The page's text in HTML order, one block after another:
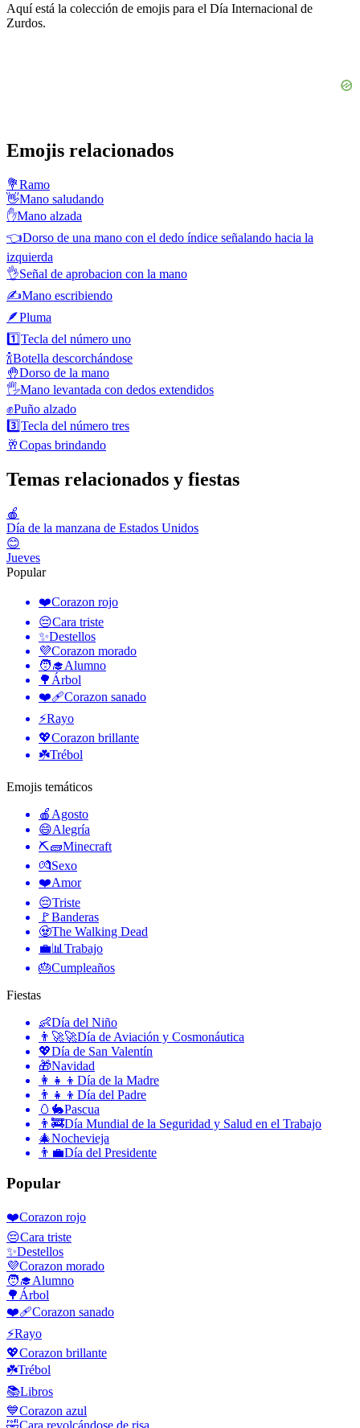
Aquí está la colección de emojis para el Día Internacional de
Zurdos.
Emojis relacionados
💐Ramo
👋Mano saludando
✋Mano alzada
👈Dorso de una mano con el dedo índice señalando hacia la
izquierda
👌Señal de aprobacion con la mano
✍️Mano escribiendo
🪶Pluma
1️⃣Tecla del número uno
🍾Botella descorchándose
🤚Dorso de la mano
🖐️Mano levantada con dedos extendidos
✊Puño alzado
3️⃣Tecla del número tres
🥂Copas brindando
Temas relacionados y fiestas
🍎
Día de la manzana de Estados Unidos
😊
Jueves
Popular
❤️Corazon rojo
😔Cara triste
✨Destellos
💜Corazon morado
🧑‍🎓Alumno
🌳 Árbol
❤️‍🩹Corazon sanado
⚡Rayo
💖Corazon brillante
☘️Trébol
Emojis temáticos
🍎 Agosto
😄Alegría
⛏🧱Minecraft
💏Sexo
❤️Amor
😔Triste
🚩Banderas
🧟The Walking Dead
💼📊 Trabajo
🎂Cumpleaños
Fiestas
👶Día del Niño
👨‍🚀🚀Día de Aviación y Cosmonáutica
💖Día de San Valentín
🎁Navidad
👩‍👧‍👦 Día de la Madre
👨‍👧‍👦 Día del Padre
🥚🐇Pascua
👨‍🚒Día Mundial de la Seguridad y Salud en el Trabajo
🎄Nochevieja
👨‍💼Día del Presidente
Popular
❤️Corazon rojo
😔Cara triste
✨Destellos
💜Corazon morado
🧑‍🎓Alumno
🌳 Árbol
❤️‍🩹Corazon sanado
⚡Rayo
💖Corazon brillante
☘️Trébol
📚Libros
💙Corazon azul
🤣Cara revolcándose de risa